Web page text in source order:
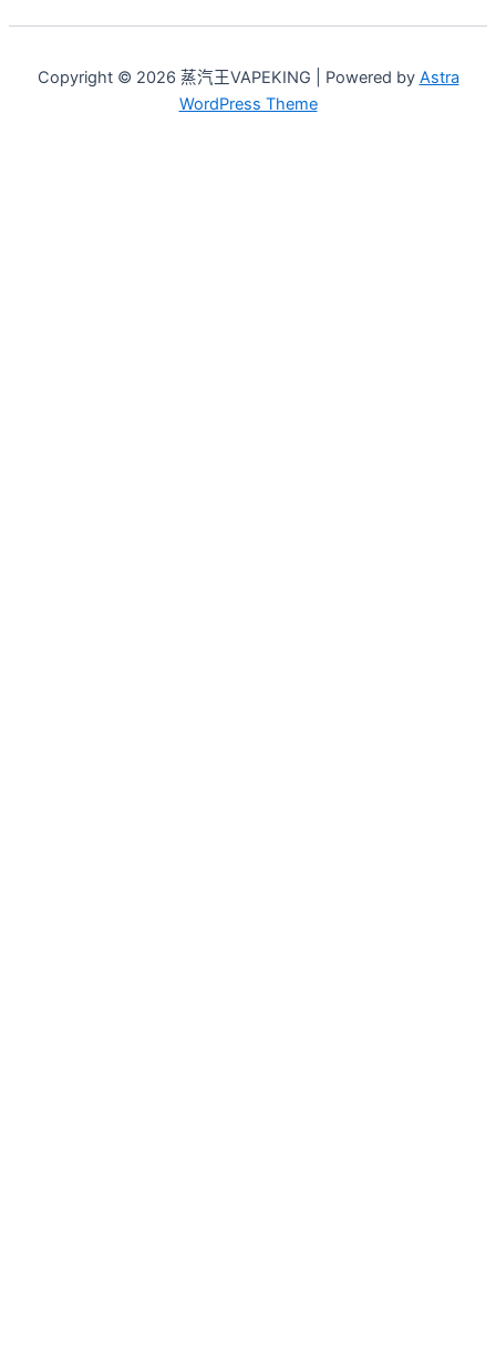
Copyright © 2026 蒸汽王VAPEKING | Powered by Astra
WordPress Theme